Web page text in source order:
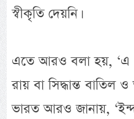
স্বীকৃতি দেয়নি।
এতে আরও বলা হয়, ‘এ
রায় বা সিদ্ধান্ত বাতিল
ভারত আরও জানায়,